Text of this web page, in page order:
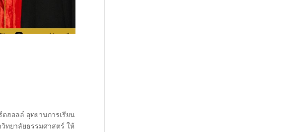
ฮอลล์ อุทยานการเรียน
ทยาลัยธรรมศาสตร์ ให้